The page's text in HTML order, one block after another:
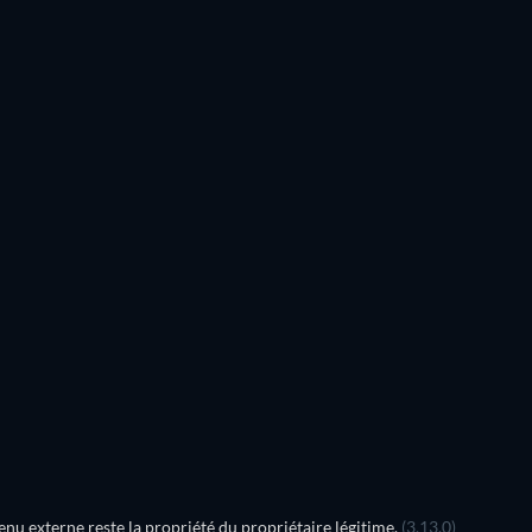
externe reste la propriété du propriétaire légitime. (3.13.0)